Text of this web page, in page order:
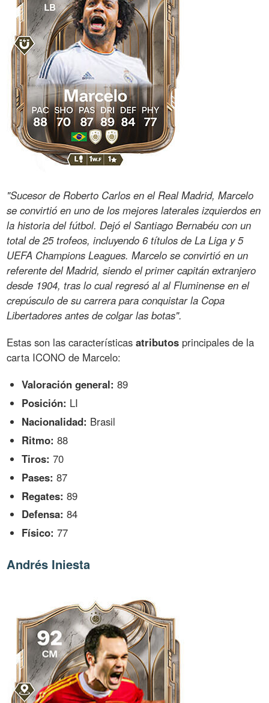
"Sucesor de Roberto Carlos en el Real Madrid, Marcelo
se convirtió en uno de los mejores laterales izquierdos en
la historia del fútbol. Dejó el Santiago Bernabéu con un
total de 25 trofeos, incluyendo 6 títulos de La Liga y 5
UEFA Champions Leagues. Marcelo se convirtió en un
referente del Madrid, siendo el primer capitán extranjero
desde 1904, tras lo cual regresó al al Fluminense en el
crepúsculo de su carrera para conquistar la Copa
Libertadores antes de colgar las botas".
Estas son las característicasatributos principales de la
carta ICONO de Marcelo:
Valoración general: 89
Posición: LI
Nacionalidad: Brasil
Ritmo: 88
Tiros: 70
Pases: 87
Regates: 89
Defensa: 84
Físico: 77
Andrés Iniesta